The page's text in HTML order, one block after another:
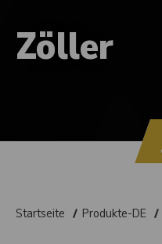
Zöller
Startseite Produkte-DE